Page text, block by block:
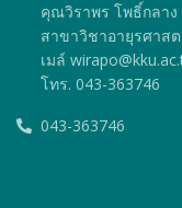
คุณวิราพร โพธิ์กลาง
สาขาวิชาอายุรศาส
เมล์
โทร. 043-363746
043-363746